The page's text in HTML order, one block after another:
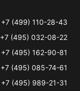
+7 (499) 110-28-43
+7 (495) 032-08-22
+7 (495) 162-90-81
+7 (495) 085-74-61
+7 (495) 989-21-31